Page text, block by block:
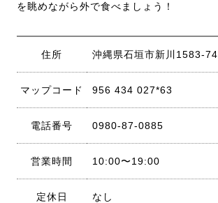
を眺めながら外で食べましょう！
住所 沖縄県石垣市新川1583-74
マップコード 956 434 027*63
電話番号 0980-87-0885
営業時間 10:00〜19:00
定休日 なし